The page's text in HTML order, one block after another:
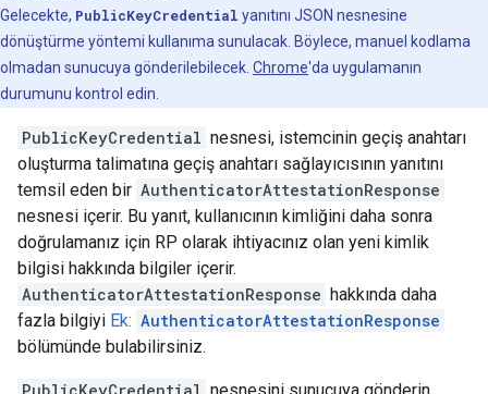
Gelecekte, PublicKeyCredential yanıtını JSON nesnesine
dönüştürme yöntemi kullanıma sunulacak. Böylece, manuel kodlama
olmadan sunucuya gönderilebilecek. Chrome'da uygulamanın
durumunu kontrol edin.
PublicKeyCredential nesnesi, istemcinin geçiş anahtarı
oluşturma talimatına geçiş anahtarı sağlayıcısının yanıtını
temsil eden bir AuthenticatorAttestationResponse
nesnesi içerir. Bu yanıt, kullanıcının kimliğini daha sonra
doğrulamanız için RP olarak ihtiyacınız olan yeni kimlik
bilgisi hakkında bilgiler içerir.
AuthenticatorAttestationResponse hakkında daha
fazla bilgiyi Ek: AuthenticatorAttestationResponse
bölümünde bulabilirsiniz.